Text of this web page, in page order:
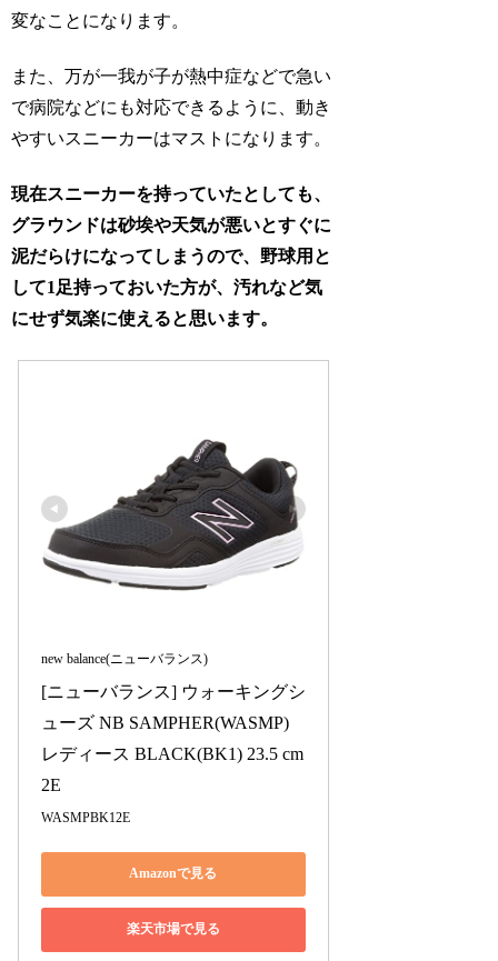
変なことになります。
また、万が一我が子が熱中症などで急い
で病院などにも対応できるように、動き
やすいスニーカーはマストになります。
現在スニーカーを持っていたとしても、
グラウンドは砂埃や天気が悪いとすぐに
泥だらけになってしまうので、野球用と
して1足持っておいた方が、汚れなど気
にせず気楽に使えると思います。
new balance(ニューバランス)
[ニューバランス] ウォーキングシ
ューズ NB SAMPHER(WASMP)
レディース BLACK(BK1) 23.5 cm
2E
WASMPBK12E
Amazonで見る
楽天市場で見る